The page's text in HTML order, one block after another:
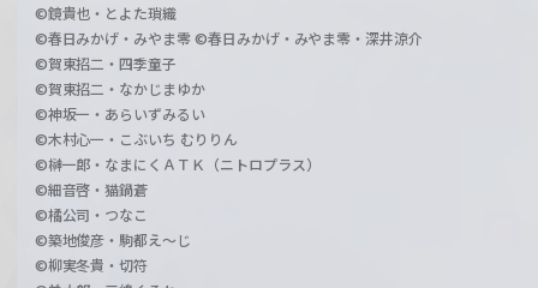
©鏡貴也・とよた瑣織
©春日みかげ・みやま零 ©春日みかげ・みやま零・深井涼介
©賀東招二・四季童子
©賀東招二・なかじまゆか
©神坂一・あらいずみるい
©木村心一・こぶいち むりりん
©榊一郎・なまにくＡＴＫ（ニトロプラス）
©細音啓・猫鍋蒼
©橘公司・つなこ
©築地俊彦・駒都え～じ
©柳実冬貴・切符